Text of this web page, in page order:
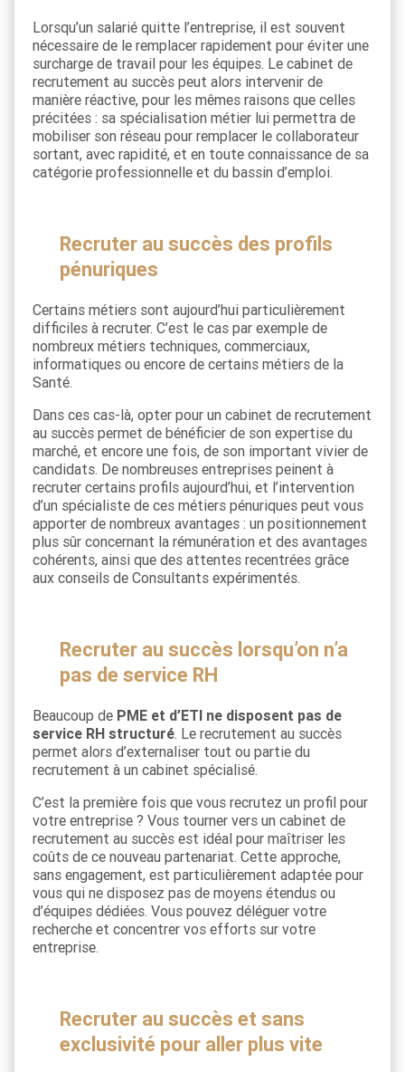
Lorsqu’un salarié quitte l’entreprise, il est souvent
nécessaire de le remplacer rapidement pour éviter une
surcharge de travail pour les équipes. Le cabinet de
recrutement au succès peut alors intervenir de
manière réactive, pour les mêmes raisons que celles
précitées : sa spécialisation métier lui permettra de
mobiliser son réseau pour remplacer le collaborateur
sortant, avec rapidité, et en toute connaissance de sa
catégorie professionnelle et du bassin d’emploi.
Recruter au succès des profils
pénuriques
Certains métiers sont aujourd’hui particulièrement
difficiles à recruter. C’est le cas par exemple de
nombreux métiers techniques, commerciaux,
informatiques ou encore de certains métiers de la
Santé.
Dans ces cas-là, opter pour un cabinet de recrutement
au succès permet de bénéficier de son expertise du
marché, et encore une fois, de son important vivier de
candidats. De nombreuses entreprises peinent à
recruter certains profils aujourd’hui, et l’intervention
d’un spécialiste de ces métiers pénuriques peut vous
apporter de nombreux avantages : un positionnement
plus sûr concernant la rémunération et des avantages
cohérents, ainsi que des attentes recentrées grâce
aux conseils de Consultants expérimentés.
Recruter au succès lorsqu’on n’a
pas de service RH
Beaucoup de PME et d’ETI ne disposent pas de
service RH structuré. Le recrutement au succès
permet alors d’externaliser tout ou partie du
recrutement à un cabinet spécialisé.
C’est la première fois que vous recrutez un profil pour
votre entreprise ? Vous tourner vers un cabinet de
recrutement au succès est idéal pour maîtriser les
coûts de ce nouveau partenariat. Cette approche,
sans engagement, est particulièrement adaptée pour
vous qui ne disposez pas de moyens étendus ou
d’équipes dédiées. Vous pouvez déléguer votre
recherche et concentrer vos efforts sur votre
entreprise.
Recruter au succès et sans
exclusivité pour aller plus vite